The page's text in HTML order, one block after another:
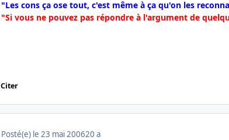
"Les cons ça ose tout, c'est même à ça qu'on les
"Si vous ne pouvez pas répondre à l'argument de
Citer
Posté(e) le 23 mai 200620 a